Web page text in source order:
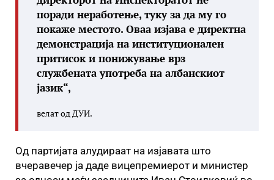
поради неработење, туку за да му го
покаже местото. Оваа изјава е директна
демонстрација на институционален
притисок и понижување врз
службената употреба на албанскиот
јазик“,
велат од ДУИ.
Од партијата алудираат на изјавата што
вчеравечер ја даде вицепремиерот и министер